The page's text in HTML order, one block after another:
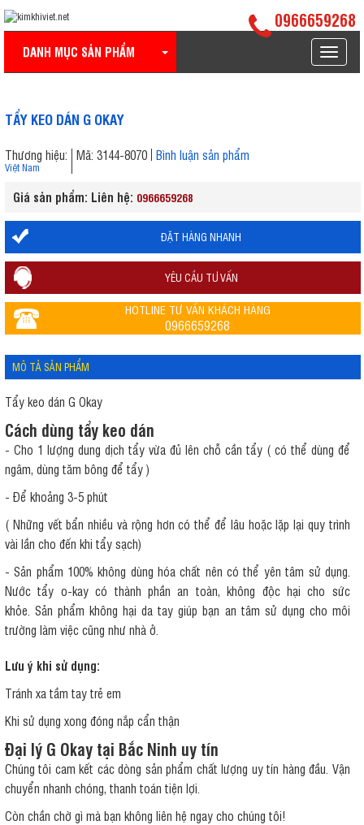
Toggle
DANH MỤC SẢN PHẨM
0966659268
TẨY KEO DÁN G OKAY
Thương hiệu:
Việt Nam
Mã: 3144-8070 Bình luận sản phẩm
Giá sản phẩm: Liên hệ: 0966659268
ĐẶT HÀNG NHANH
YÊU CẦU TƯ VẤN
HOTLINE TƯ VẤN KHÁCH HÀNG
0966659268
MÔ TẢ SẢN PHẨM
Tẩy keo dán G Okay
Cách dùng tẩy keo dán
- Cho 1 lượng dung dịch tẩy vừa đủ lên chỗ cần tẩy ( có thể dùng để
ngâm, dùng tăm bông để tẩy )
- Để khoảng 3-5 phút
( Những vết bẩn nhiều và rộng hơn có thể để lâu hoặc lặp lại quy trình
vài lần cho đến khi tẩy sạch)
- Sản phẩm 100% không dùng hóa chất nên có thể yên tâm sử dụng.
Nước tẩy o-kay có thành phần an toàn, không độc hại cho sức
khỏe. Sản phẩm không hại da tay giúp bạn an tâm sử dụng cho môi
trường làm việc cũng như nhà ở.
Lưu ý khi sử dụng:
Tránh xa tầm tay trẻ em
Khi sử dụng xong đóng nắp cẩn thận
Đại lý G Okay tại Bắc Ninh uy tín
Chúng tôi cam kết các dòng sản phẩm chất lượng uy tín hàng đầu. Vận
chuyển nhanh chóng, thanh toán tiện lợi.
Còn chần chờ gì mà bạn không liên hệ ngay cho chúng tôi!